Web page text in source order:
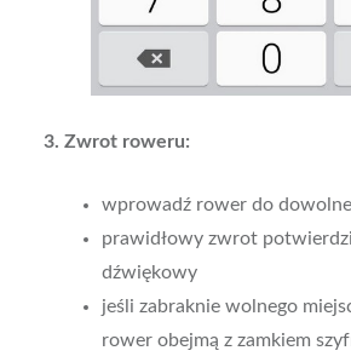
3. Zwrot roweru:
wprowadź rower do
prawidłowy zwrot potwierdzi
dźwiękowy
jeśli zabraknie wolnego
rower obejmą z zamkiem